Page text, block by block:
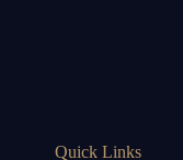
Quick Links